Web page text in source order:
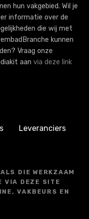
hun vakgebied. Wil je
informatie over de
die wij met
kunnen
Vraag onze
aan via deze link
Leveranciers
DIE WERKZAAM
VIA DEZE SITE
VAKBEURS EN